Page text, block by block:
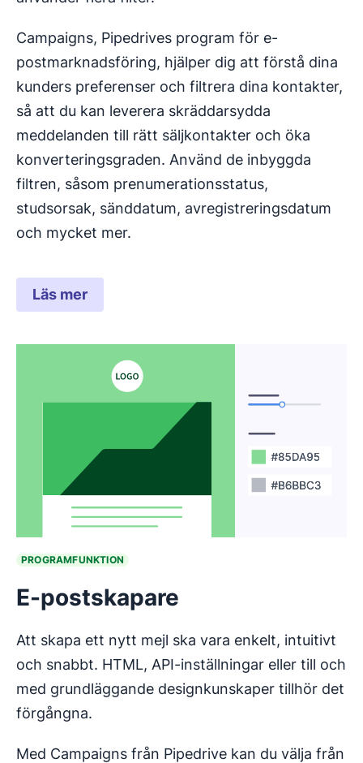
Campaigns, Pipedrives program för e-
postmarknadsföring, hjälper dig att förstå dina
kunders preferenser och filtrera dina kontakter,
så att du kan leverera skräddarsydda
meddelanden till rätt säljkontakter och öka
konverteringsgraden. Använd de inbyggda
filtren, såsom prenumerationsstatus,
studsorsak, sänddatum, avregistreringsdatum
och mycket mer.
Läs mer
PROGRAMFUNKTION
E-postskapare
Att skapa ett nytt mejl ska vara enkelt, intuitivt
och snabbt. HTML, API-inställningar eller till och
med grundläggande designkunskaper tillhör det
förgångna.
Med Campaigns från Pipedrive kan du välja från